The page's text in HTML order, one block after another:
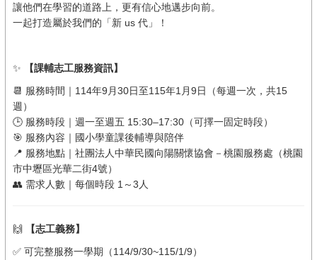
讓他們在學習的道路上，更有信心地邁步向前。
一起打造屬於我們的「新 us 代」！
✨
【課輔志工服務資訊】
📆 服務時間｜114年9月30日至115年1月9日（每週一次，共15
週）
🕒 服務時段｜週一至週五 15:30–17:30（可擇一固定時段）
🎯 服務內容｜國小學童課後輔導與陪伴
📍 服務地點｜社團法人中華民國向陽關懷協會－桃園服務處（桃園
市中壢區光華二街4號）
👥 需求人數｜每個時段 1～3人
🙌 【志工義務】
✅ 可完整服務一學期（114/9/30~115/1/9）